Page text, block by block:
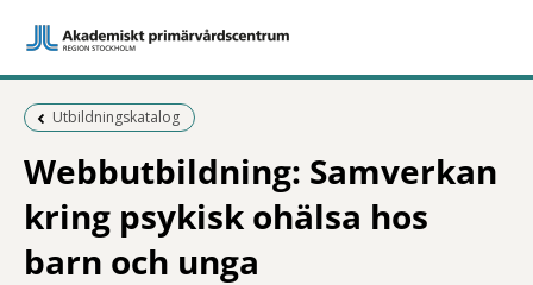
Föregående sida:
Utbildningskatalog
Webbutbildning: Samverkan
kring psykisk ohälsa hos
barn och unga